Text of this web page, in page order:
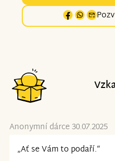
Anonymní dárce 30.07.2025
„Ať se Vám to podaří.“